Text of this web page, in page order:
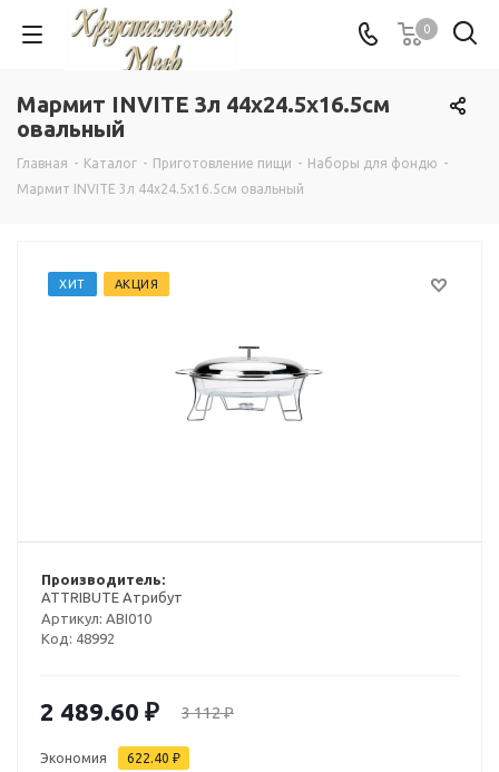
0
Мармит INVITE 3л 44x24.5x16.5см
овальный
Главная - Каталог - Приготовление пищи - Наборы для фондю -
Мармит INVITE 3л 44x24.5x16.5см овальный
ХИТ АКЦИЯ
Производитель:
ATTRIBUTE Атрибут
Артикул: ABI010
Код: 48992
2 489.60 ₽ 3 112₽
Экономия 622.40 ₽